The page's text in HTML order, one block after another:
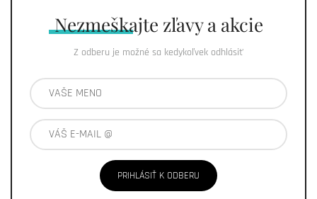
Nezmeškajte zľavy a akcie
Z odberu je možné sa kedykoľvek odhlásiť
PRIHLÁSIŤ K ODBERU